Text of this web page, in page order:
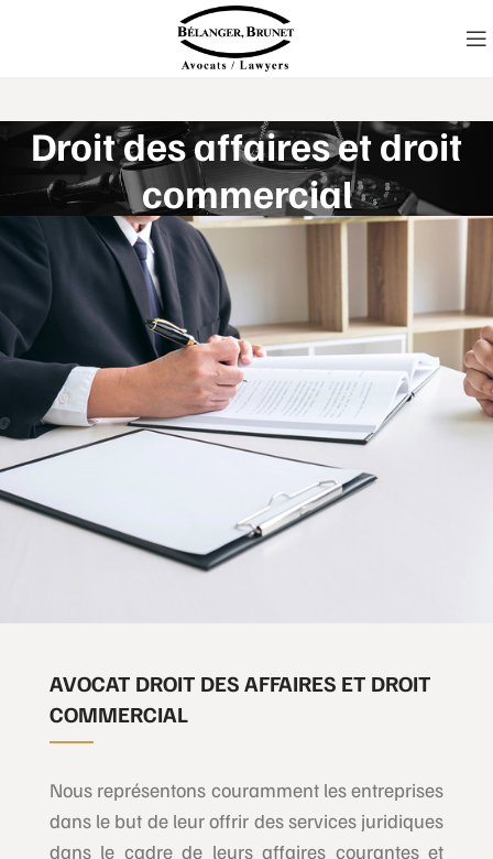
Droit des affaires et droit
commercial
AVOCAT DROIT DES AFFAIRES ET DROIT
COMMERCIAL
Nous représentons couramment les entreprises
dans le but de leur offrir des services juridiques
dans le cadre de leurs affaires courantes et